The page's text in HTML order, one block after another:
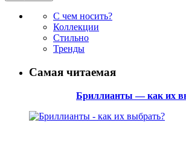
С чем носить?
Коллекции
Стильно
Тренды
Самая читаемая
Бриллианты — как их